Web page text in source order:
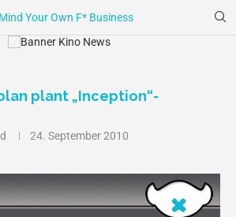
plant „Inception“-
24. September 2010